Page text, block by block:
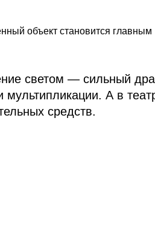
объект становится главным
светом — сильный
мультипликации. А в
средств.